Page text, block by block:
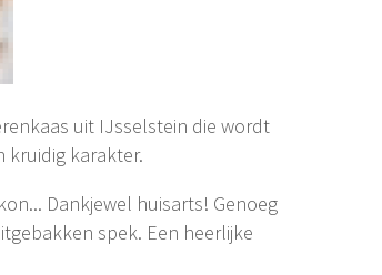
uit IJsselstein die wordt
kruidig karakter.
Dankjewel huisarts! Genoeg
spek. Een heerlijke